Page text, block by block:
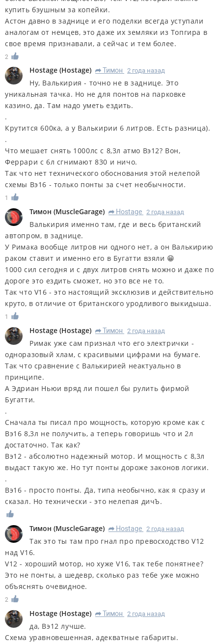
купить бэушным за копейки.
Астон давно в заднице и его поделки всегда уступали
аналогам от немцев, это даже их земляки из Топгира в
свое время признавали, а сейчас и тем более.
2
Hostage (Hostage) R Тимон 2 года назад
Ну, Валькирия - точно не в заднице. Это
уникальная тачка. Но не для понтов на парковке
казино, да. Там надо уметь ездить.
.
Крутится 600ка, а у Валькирии 6 литров. Есть разница).
.
Что мешает снять 1000лс с 8,3л атмо Вэ12? Вон,
Феррари с 6л сгнимают 830 и ничо.
Так что нет технического обоснования этой нелепой
схемы Вэ16 - только понты за счет необычности.
1
Тимон (MuscleGarage) R Hostage 2 года назад
Валькирия именно там, где и весь британский
автопром, в заднице.
У Римака вообще литров ни одного нет, а он Валькирию
раком ставит и именно его в Бугатти взяли 😁
1000 сил сегодня и с двух литров снять можно и даже по
дороге это ездить сможет, но это все не то.
Так что V16 - это настоящий эксклюзив и действительно
круто, в отличие от британского уродливого выкидыша.
1
Hostage (Hostage) R Тимон 2 года назад
Римак уже сам признал что его электрички -
одноразовый хлам, с красивыми цифрами на бумаге.
Так что сравнение с Валькирией неактуально в
принципе.
А Эдриан Ньюи вряд ли пошел бы рулить фирмой
Бугатти.
.
Сначала ты писал про мощность, которую кроме как с
Вэ16 8,3л не получить, а теперь говоришь что и 2л
достаточно. Так как?
Вэ12 - абсолютно надежный мотор. И мощность с 8,3л
выдаст такую же. Но тут понты дороже законов логики.
.
Вэ16 - просто понты. Да, типа необычно, как я сразу и
сказал. Но технически - это нелепая дичЪ.
Тимон (MuscleGarage) R Hostage 2 года назад
Так это ты там про гнал про превосходство V12
над V16.
V12 - хороший мотор, но хуже V16, так тебе понятнее?
Это не понты, а шедевр, сколько раз тебе уже можно
объяснять очевидное.
2
Hostage (Hostage) R Тимон 2 года назад
да, Вэ12 лучше.
Схема уравновешенная, адекватные габариты.